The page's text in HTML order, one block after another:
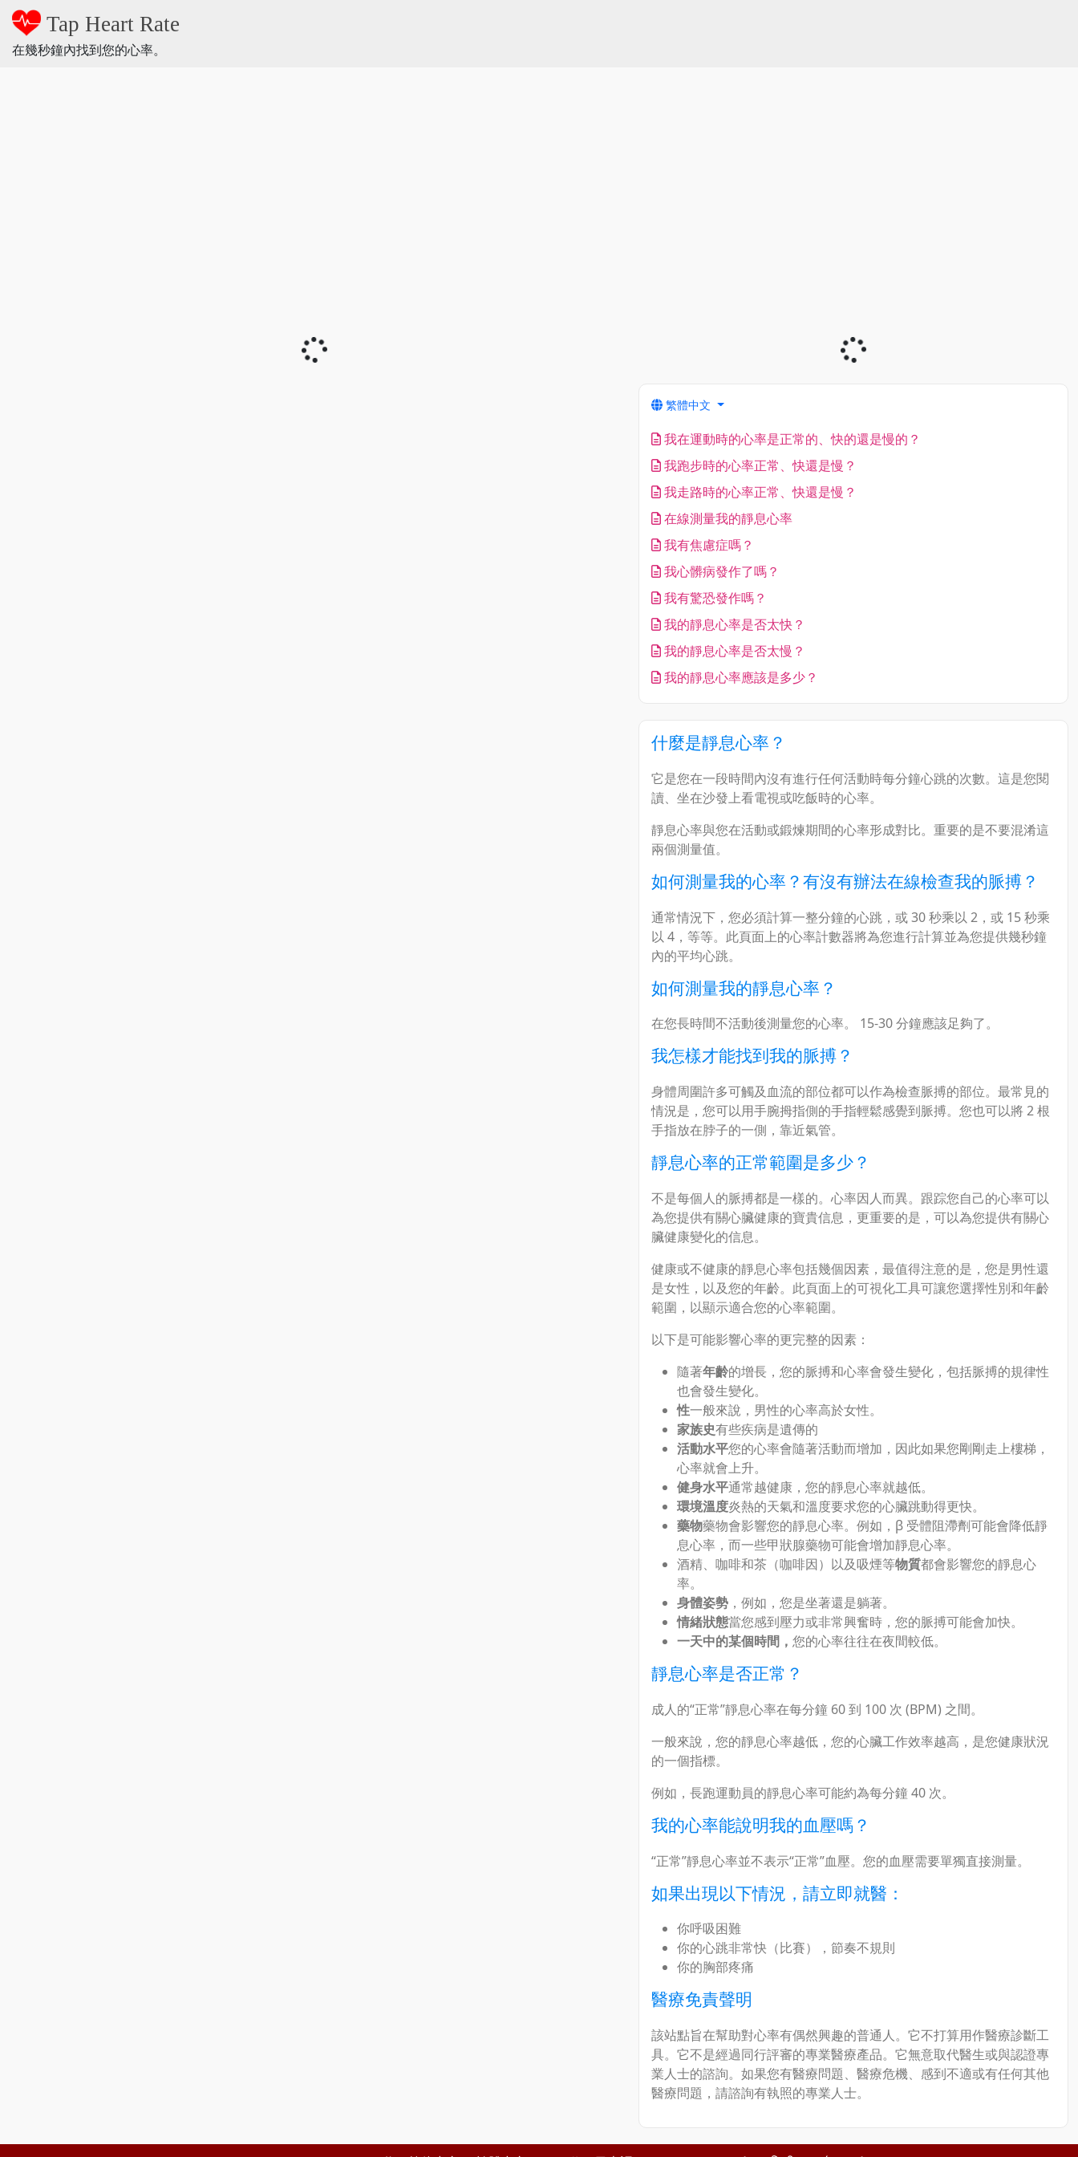
Tap Heart Rate
在幾秒鐘內找到您的心率。
繁體中文
我在運動時的心率是正常的、快的還是慢的？
我跑步時的心率正常、快還是慢？
我走路時的心率正常、快還是慢？
在線測量我的靜息心率
我有焦慮症嗎？
我心髒病發作了嗎？
我有驚恐發作嗎？
我的靜息心率是否太快？
我的靜息心率是否太慢？
我的靜息心率應該是多少？
什麼是靜息心率？
它是您在一段時間內沒有進行任何活動時每分鐘心跳的次數。這是您閱
讀、坐在沙發上看電視或吃飯時的心率。
靜息心率與您在活動或鍛煉期間的心率形成對比。重要的是不要混淆這
兩個測量值。
如何測量我的心率？有沒有辦法在線檢查我的脈搏？
通常情況下，您必須計算一整分鐘的心跳，或 30 秒乘以 2，或 15 秒乘
以 4，等等。此頁面上的心率計數器將為您進行計算並為您提供幾秒鐘
內的平均心跳。
如何測量我的靜息心率？
在您長時間不活動後測量您的心率。 15-30 分鐘應該足夠了。
我怎樣才能找到我的脈搏？
身體周圍許多可觸及血流的部位都可以作為檢查脈搏的部位。最常見的
情況是，您可以用手腕拇指側的手指輕鬆感覺到脈搏。您也可以將 2 根
手指放在脖子的一側，靠近氣管。
靜息心率的正常範圍是多少？
不是每個人的脈搏都是一樣的。心率因人而異。跟踪您自己的心率可以
為您提供有關心臟健康的寶貴信息，更重要的是，可以為您提供有關心
臟健康變化的信息。
健康或不健康的靜息心率包括幾個因素，最值得注意的是，您是男性還
是女性，以及您的年齡。此頁面上的可視化工具可讓您選擇性別和年齡
範圍，以顯示適合您的心率範圍。
以下是可能影響心率的更完整的因素：
隨著年齡的增長，您的脈搏和心率會發生變化，包括脈搏的規律性
也會發生變化。
性一般來說，男性的心率高於女性。
家族史有些疾病是遺傳的
活動水平您的心率會隨著活動而增加，因此如果您剛剛走上樓梯，
心率就會上升。
健身水平通常越健康，您的靜息心率就越低。
環境溫度炎熱的天氣和溫度要求您的心臟跳動得更快。
藥物藥物會影響您的靜息心率。例如，β 受體阻滯劑可能會降低靜
息心率，而一些甲狀腺藥物可能會增加靜息心率。
酒精、咖啡和茶（咖啡因）以及吸煙等物質都會影響您的靜息心
率。
身體姿勢 ，例如，您是坐著還是躺著。
情緒狀態當您感到壓力或非常興奮時，您的脈搏可能會加快。
一天中的某個時間， 您的心率往往在夜間較低。
靜息心率是否正常？
成人的“正常”靜息心率在每分鐘 60 到 100 次 (BPM) 之間。
一般來說，您的靜息心率越低，您的心臟工作效率越高，是您健康狀況
的一個指標。
例如，長跑運動員的靜息心率可能約為每分鐘 40 次。
我的心率能說明我的血壓嗎？
“正常”靜息心率並不表示“正常”血壓。您的血壓需要單獨直接測量。
如果出現以下情況，請立即就醫：
你呼吸困難
你的心跳非常快（比賽），節奏不規則
你的胸部疼痛
醫療免責聲明
該站點旨在幫助對心率有偶然興趣的普通人。它不打算用作醫療診斷工
具。它不是經過同行評審的專業醫療產品。它無意取代醫生或與認證專
業人士的諮詢。如果您有醫療問題、醫療危機、感到不適或有任何其他
醫療問題，請諮詢有執照的專業人士。